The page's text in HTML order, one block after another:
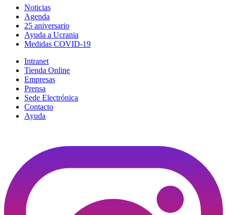
Noticias
Agenda
25 aniversario
Ayuda a Ucrania
Medidas COVID-19
Intranet
Tienda Online
Empresas
Prensa
Sede Electrónica
Contacto
Ayuda